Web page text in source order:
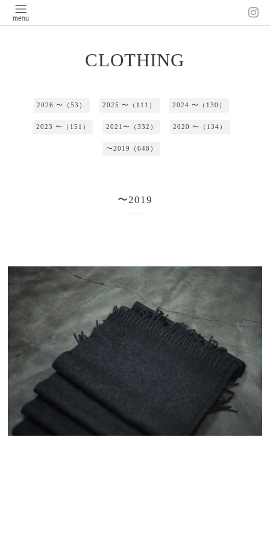
CLOTHING
2026 〜（53） 2025 〜（111） 2024 〜（130）
2023 〜（151） 2021〜（332） 2020 〜（134）
〜2019（648）
〜2019